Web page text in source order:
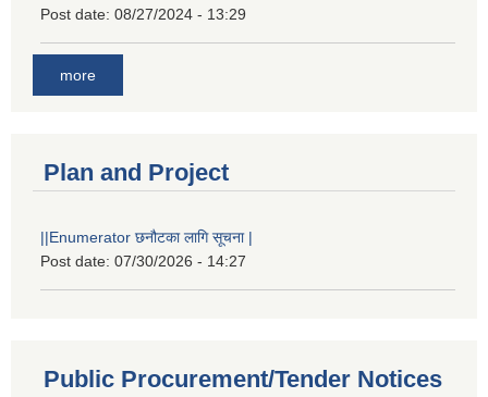
Post date: 08/27/2024 - 13:29
more
Plan and Project
||Enumerator छनौटका लागि सूचना |
Post date: 07/30/2026 - 14:27
Public Procurement/Tender Notices